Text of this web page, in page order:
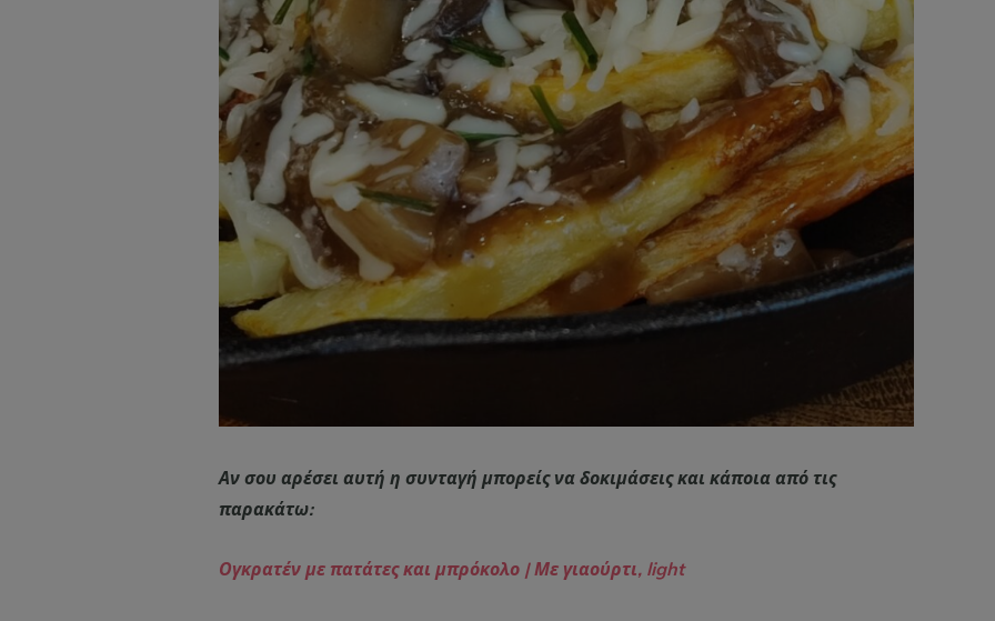
Αν σου αρέσει αυτή η συνταγή μπορείς να δοκιμάσεις και κάποια από τις
παρακάτω:
Ογκρατέν με πατάτες και μπρόκολο | Με γιαούρτι, light